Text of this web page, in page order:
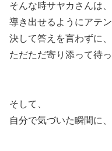
そんな時サヤカさんは
導き出せるようにアテ
決して答えを言わずに、
ただただ寄り添って待
そして、
自分で気づいた瞬間に